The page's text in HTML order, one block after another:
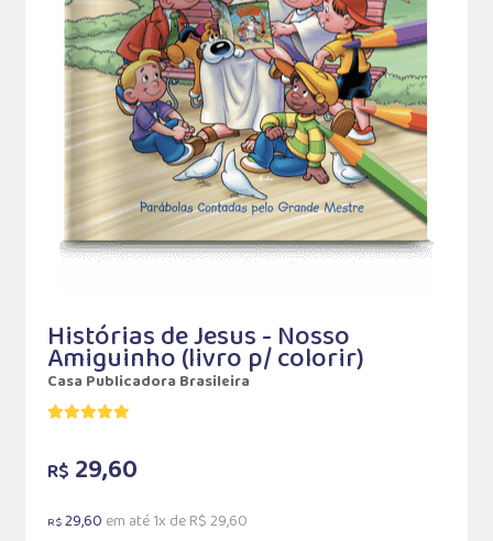
Histórias de Jesus - Nosso
Amiguinho (livro p/ colorir)
Casa Publicadora Brasileira
R$ 29,60
R$29,60 em até 1x de R$ 29,60